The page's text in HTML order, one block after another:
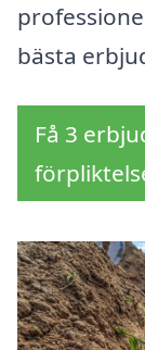
bästa
Få 3